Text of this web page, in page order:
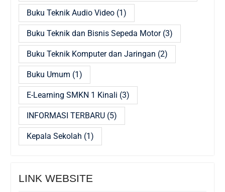
Buku Teknik Audio Video(1)
Buku Teknik dan Bisnis Sepeda Motor(3)
Buku Teknik Komputer dan Jaringan (2)
Buku Umum (1)
E-Learning SMKN 1 Kinali (3)
INFORMASI TERBARU(5)
Kepala Sekolah (1)
LINK WEBSITE